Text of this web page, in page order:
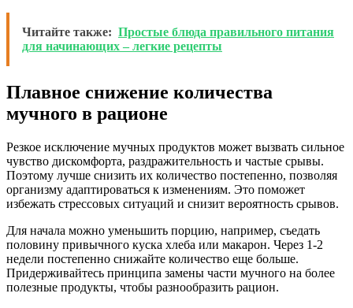
Читайте также: Простые блюда правильного питания
для начинающих – легкие рецепты
Плавное снижение количества
мучного в рационе
Резкое исключение мучных продуктов может вызвать сильное
чувство дискомфорта, раздражительность и частые срывы.
Поэтому лучше снизить их количество постепенно, позволяя
организму адаптироваться к изменениям. Это поможет
избежать стрессовых ситуаций и снизит вероятность срывов.
Для начала можно уменьшить порцию, например, съедать
половину привычного куска хлеба или макарон. Через 1-2
недели постепенно снижайте количество еще больше.
Придерживайтесь принципа замены части мучного на более
полезные продукты, чтобы разнообразить рацион.